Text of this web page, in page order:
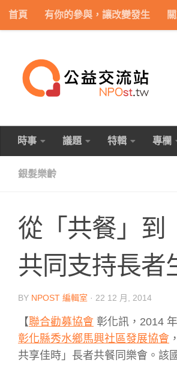
Skip to content
首頁 有你的參與，讓改變發生
時事 議題 特輯 專欄
銀髮樂齡
從「共餐」到
共同支持長者
BY NPOST 編輯室 · 22 12 月, 2014
【聯合勸募協會 彰化訊，2014
彰化縣秀水鄉馬興社區發展協會
共享佳時」長者共餐同樂會。該